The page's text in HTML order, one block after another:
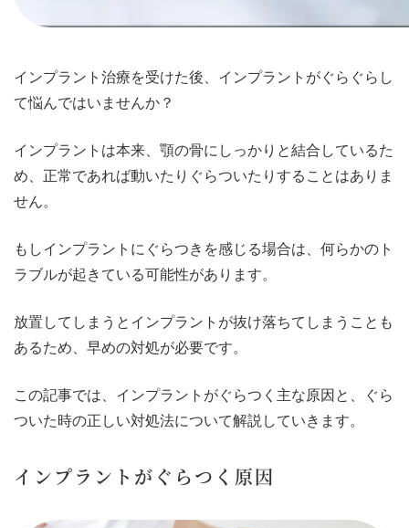
インプラント治療を受けた後、インプラントがぐらぐらし
て悩んではいませんか？
インプラントは本来、顎の骨にしっかりと結合しているた
め、正常であれば動いたりぐらついたりすることはありま
せん。
もしインプラントにぐらつきを感じる場合は、何らかのト
ラブルが起きている可能性があります。
放置してしまうとインプラントが抜け落ちてしまうことも
あるため、早めの対処が必要です。
この記事では、インプラントがぐらつく主な原因と、ぐら
ついた時の正しい対処法について解説していきます。
インプラントがぐらつく原因